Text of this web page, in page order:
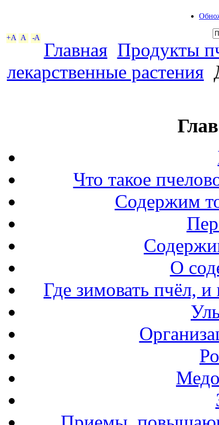
+A A -A
Главная Продукты
лекарственные растения
Что такое
Содержим
О
Где зимовать пчёл,